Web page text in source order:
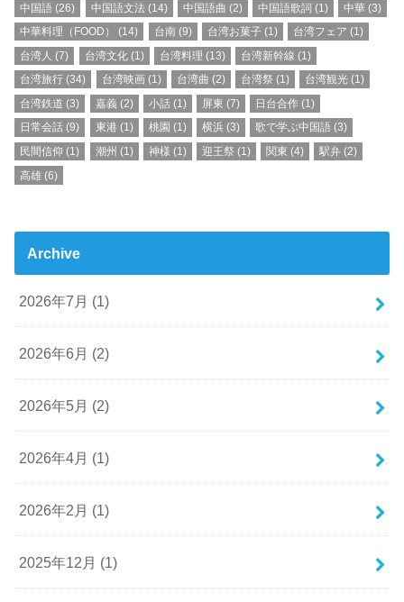
中国語 (26) 中国語文法 (14) 中国語曲 (2) 中国語歌詞 (1) 中華 (3)
中華料理（FOOD）
(14) 台南 (9) 台湾お菓子(1) 台湾フェア (1)
台湾人 (7) 台湾文化(1) 台湾料理 (13) 台湾新幹線 (1)
台湾旅行 (34) 台湾映画(1) 台湾曲 (2) 台湾祭 (1) 台湾観光 (1)
台湾鉄道 (3) 嘉義 (2) 小話(1) 屏東 (7) 日台合作 (1)
日常会話 (9) 東港(1) 桃園 (1) 横浜 (3) 歌で学ぶ中国語 (3)
民間信仰 (1) 潮州 (1) 神様 (1) 迎王祭 (1) 関東 (4) 駅弁 (2)
高雄 (6)
Archive
2026年7月 (1)
2026年6月 (2)
2026年5月 (2)
2026年4月 (1)
2026年2月 (1)
2025年12月 (1)